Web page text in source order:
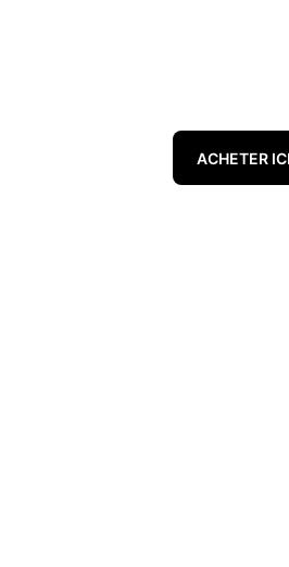
ACHETER ICI